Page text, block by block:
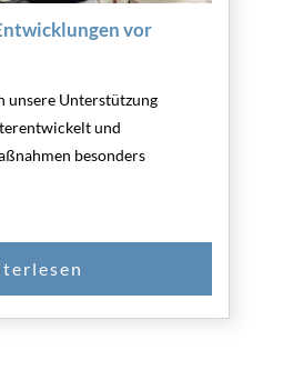
vor
unsere Unterstützung
und
besonders